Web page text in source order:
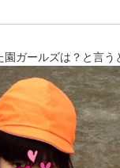
園ガールズは？と言う